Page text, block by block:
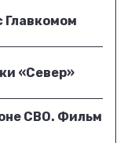
Главкомом
«Север»
СВО. Фильм